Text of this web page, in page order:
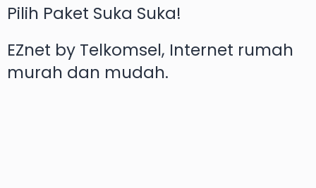
Pilih Paket Suka Suka!
EZnet by Telkomsel, Internet rumah
murah dan mudah.